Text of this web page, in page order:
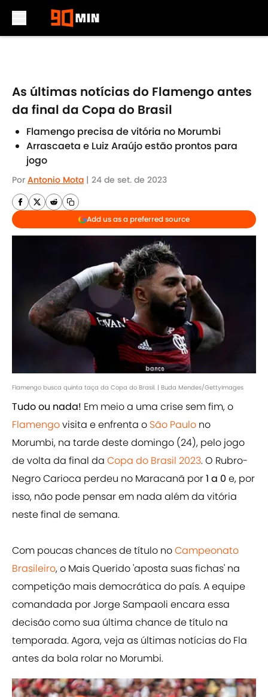
As últimas notícias do Flamengo antes
da final da Copa do Brasil
Flamengo precisa de vitória no Morumbi
Arrascaeta e Luiz Araújo estão prontos para
jogo
Por Antonio Mota | 24 de set. de 2023
Add us as a preferred source
Flamengo busca quinta taça da Copa do Brasil. | Buda Mendes/GettyImages
Tudo ou nada! Em meio a uma crise sem fim, o
Flamengovisita e enfrenta o São Paulo no
Morumbi, na tarde deste domingo (24), pelo jogo
de volta da final da Copa do Brasil 2023. O Rubro-
Negro Carioca perdeu no Maracanã por1 a 0 e, por
isso, não pode pensar em nada além da vitória
neste final de semana.
Com poucas chances de título noCampeonato
Brasileiro, o Mais Querido 'aposta suas fichas' na
competição mais democrática do país. A equipe
comandada por Jorge Sampaoli encara essa
decisão como sua última chance de título na
temporada. Agora, veja as últimas notícias do Fla
antes da bola rolar no Morumbi.